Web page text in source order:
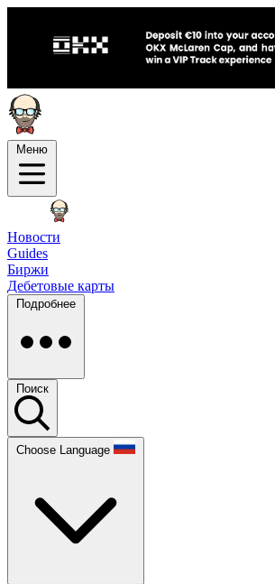
Меню
Новости
Guides
Биржи
Дебетовые карты
Подробнее
Поиск
Choose Language